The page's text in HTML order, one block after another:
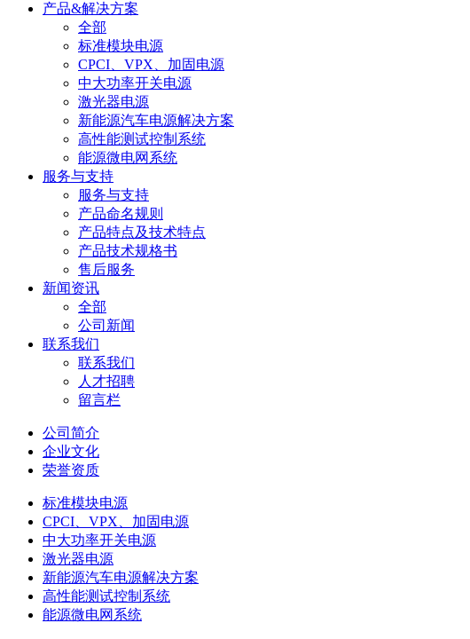
产品&解决方案
全部
标准模块电源
CPCI、VPX、加固电源
中大功率开关电源
激光器电源
新能源汽车电源解决方案
高性能测试控制系统
能源微电网系统
服务与支持
服务与支持
产品命名规则
产品特点及技术特点
产品技术规格书
售后服务
新闻资讯
全部
公司新闻
联系我们
联系我们
人才招聘
留言栏
公司简介
企业文化
荣誉资质
标准模块电源
CPCI、VPX、加固电源
中大功率开关电源
激光器电源
新能源汽车电源解决方案
高性能测试控制系统
能源微电网系统